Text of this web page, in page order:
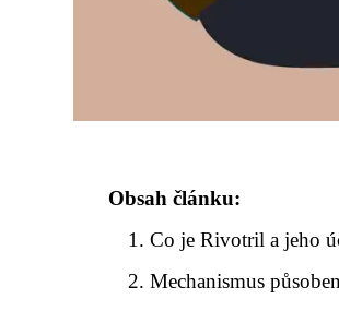
Obsah článku:
Co je Rivotril a jeho
Mechanismus